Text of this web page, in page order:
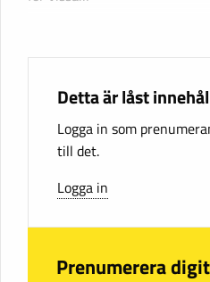
Detta är låst
Logga in som
till det.
Logga in
Prenumerera